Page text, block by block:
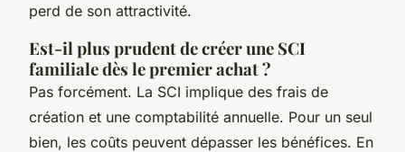
perd de son attractivité.
Est-il plus prudent de créer une SCI
familiale dès le premier achat ?
Pas forcément. La SCI implique des frais de
création et une comptabilité annuelle. Pour un seul
bien, les coûts peuvent dépasser les bénéfices. En